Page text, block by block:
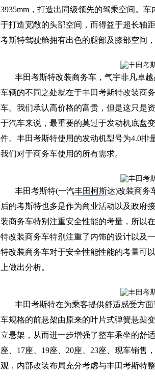
3935mm，打造出同级领先的驾乘空间。
于打造宽敞的头部空间，而得益于超长轴
考斯特驾驶舱拥有出色的腿部及膝部空间
丰田考斯特改装商务车，气宇非凡卓
车辆的不同之处就在于丰田考斯特改装商
车。我们承认高价格的富贵，但是这只是
于汽车来说，最重要的莫过于发动机底盘
件。丰田考斯特使用的发动机型号为4.0排
我们对于商务车使用的所有需求。
丰田考斯特(一汽丰田柯斯达)改装商务
后的考斯特也多是作为商业活动以及政府
装商务车特别注重安全性能的考量，所以
特改装商务车特别注重了内饰的设计以及
特改装商务车对于安全性能性能的考量可
上做出分析。
丰田考斯特在为乘客提供舒适感受方
车规格的前悬架由原来的叶片式弹簧悬架
立悬架，从而进一步增强了整车乘坐的舒
座、17座、19座、20座、23座、现车销售
观，内部改装布局充分考虑与丰田考斯特